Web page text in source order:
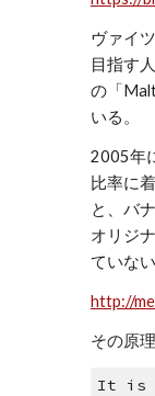
ヴァイ
目指す
の「
いる。
2005年
比率に
と、バ
オリジ
ていない
http://
その原
It is